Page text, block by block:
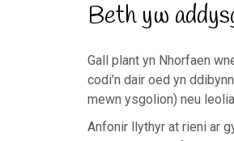
Beth yw
Gall plant yn Nhorfaen
codi’n dair oed yn
mewn ysgolion) neu
Anfonir llythyr at rieni ar